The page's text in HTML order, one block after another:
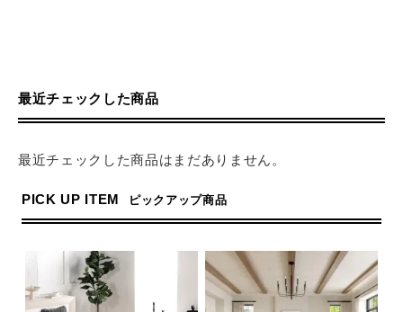
最近チェックした商品
最近チェックした商品はまだありません。
PICK UP ITEM ピックアップ商品